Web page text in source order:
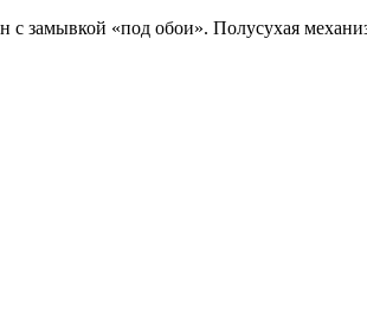
с замывкой «под обои». Полусухая